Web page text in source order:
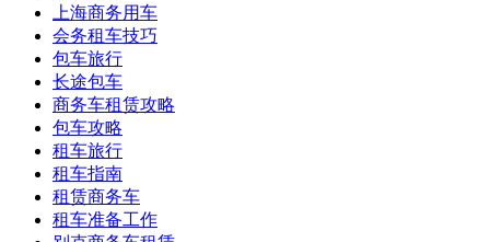
上海商务用车
会务租车技巧
包车旅行
长途包车
商务车租赁攻略
包车攻略
租车旅行
租车指南
租赁商务车
租车准备工作